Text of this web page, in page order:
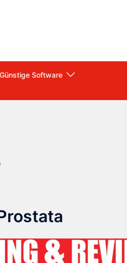
Günstige Software